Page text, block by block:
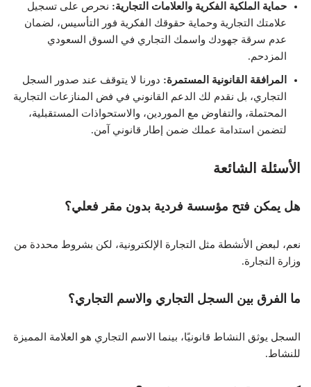
حماية الملكية الفكرية والعلامات التجارية: نحرص على تسجيل
علامتك التجارية وحماية حقوقك الفكرية فور التأسيس، لضمان
عدم سرقة جهودك واسمك التجاري في السوق السعودي
المزدحم.
المرافقة القانونية المستمرة: دورنا لا يتوقف عند صدور السجل
التجاري، بل نقدم لك الدعم القانوني في فض المنازعات التجارية
المحتملة، والتفاوض مع الموردين، والاستحواذات المستقبلية،
لتضمن استدامة عملك ضمن إطار قانوني آمن.
الأسئلة الشائعة
هل يمكن فتح مؤسسة فردية بدون مقر فعلي؟
نعم، لبعض الأنشطة مثل التجارة الإلكترونية، لكن بشروط محددة من
وزارة التجارة.
ما الفرق بين السجل التجاري والاسم التجاري؟
السجل يوثق النشاط قانونيًا، بينما الاسم التجاري هو العلامة المميزة
للنشاط.